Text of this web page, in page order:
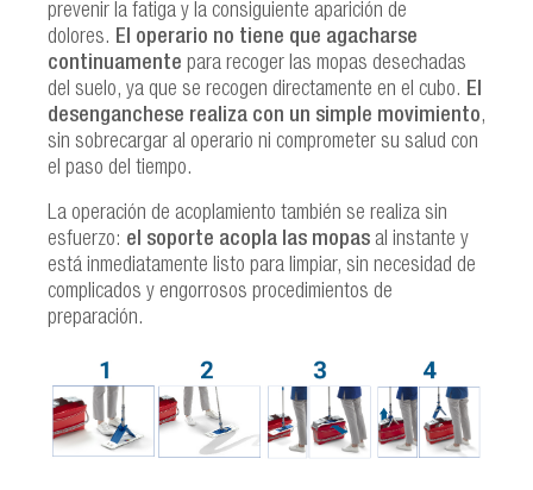
prevenir la fatiga y la consiguiente aparición de
dolores. El operario no tiene que agacharse
continuamente para recoger las mopas desechadas
del suelo, ya que se recogen directamente en el cubo. El
desenganchese realiza con un simple movimiento,
sin sobrecargar al operario ni comprometer su salud con
el paso del tiempo.
La operación de acoplamiento también se realiza sin
esfuerzo: el soporte acopla las mopasal instante y
está inmediatamente listo para limpiar, sin necesidad de
complicados y engorrosos procedimientos de
preparación.